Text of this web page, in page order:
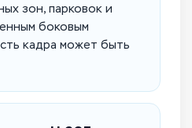
зон, парковок и
боковым
кадра может быть